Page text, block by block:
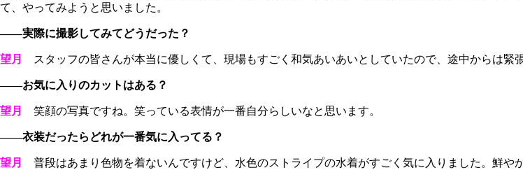
て、やってみようと思いました。
――実際に撮影してみてどうだった？
望月 スタッフの皆さんが本当に優しくて、現場もすごく和気あいあいとしていたので、途中からは緊
――お気に入りのカットはある？
望月 笑顔の写真ですね。笑っている表情が一番自分らしいなと思います。
――衣装だったらどれが一番気に入ってる？
望月 普段はあまり色物を着ないんですけど、水色のストライプの水着がすごく気に入りました。鮮や